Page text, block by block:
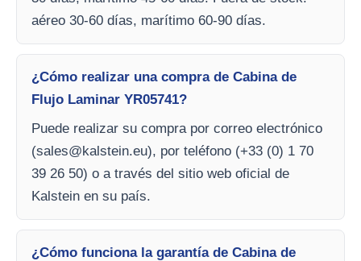
aéreo 30-60 días, marítimo 60-90 días.
¿Cómo realizar una compra de Cabina de
Flujo Laminar YR05741?
Puede realizar su compra por correo electrónico
(sales@kalstein.eu), por teléfono (+33 (0) 1 70
39 26 50) o a través del sitio web oficial de
Kalstein en su país.
¿Cómo funciona la garantía de Cabina de